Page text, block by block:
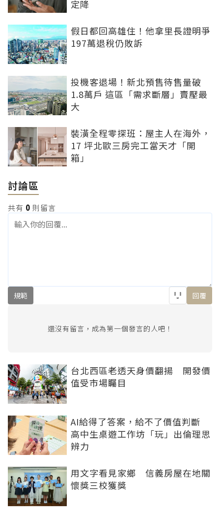
定降
假日都回高雄住！他拿里長證明爭
197萬退稅仍敗訴
投機客退場！新北預售待售量破
1.8萬戶 這區「需求斷層」賣壓最
大
裝潢全程零探班：屋主人在海外，
17 坪北歐三房完工當天才「開
箱」
討論區
共有 0 則留言
規範 回覆
還沒有留言，成為第一個發言的人吧！
台北西區老透天身價翻揚 開發價
值受市場矚目
AI給得了答案，給不了價值判斷
高中生桌遊工作坊「玩」出倫理思
辨力
用文字看見家鄉 信義房屋在地關
懷獎三校獲獎